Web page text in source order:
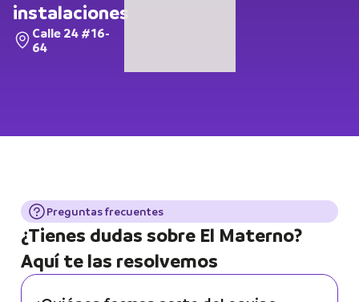
instalaciones
Calle 24 #16-
64
Preguntas frecuentes
¿Tienes dudas sobre El Materno?
Aquí te las resolvemos